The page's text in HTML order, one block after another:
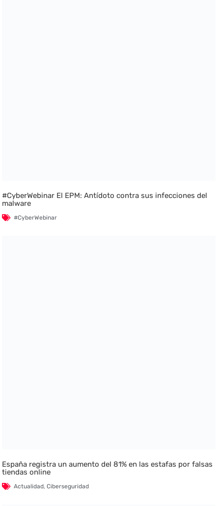
#CyberWebinar El EPM: Antídoto contra sus infecciones del
malware
#CyberWebinar
España registra un aumento del 81% en las estafas por falsas
tiendas online
Actualidad,Ciberseguridad